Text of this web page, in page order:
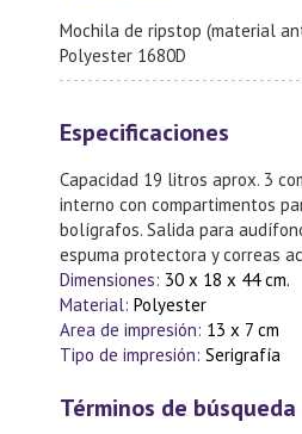
Mochila de ripstop (material
Polyester 1680D
Especificaciones
Capacidad 19 litros aprox. 3
interno con compartimentos
bolígrafos. Salida para
espuma protectora y correas
Dimensiones: 30 x 18 x 44 cm.
Material: Polyester
Area de impresión: 13 x 7 cm
Tipo de impresión: Serigrafía
Términos de búsqueda